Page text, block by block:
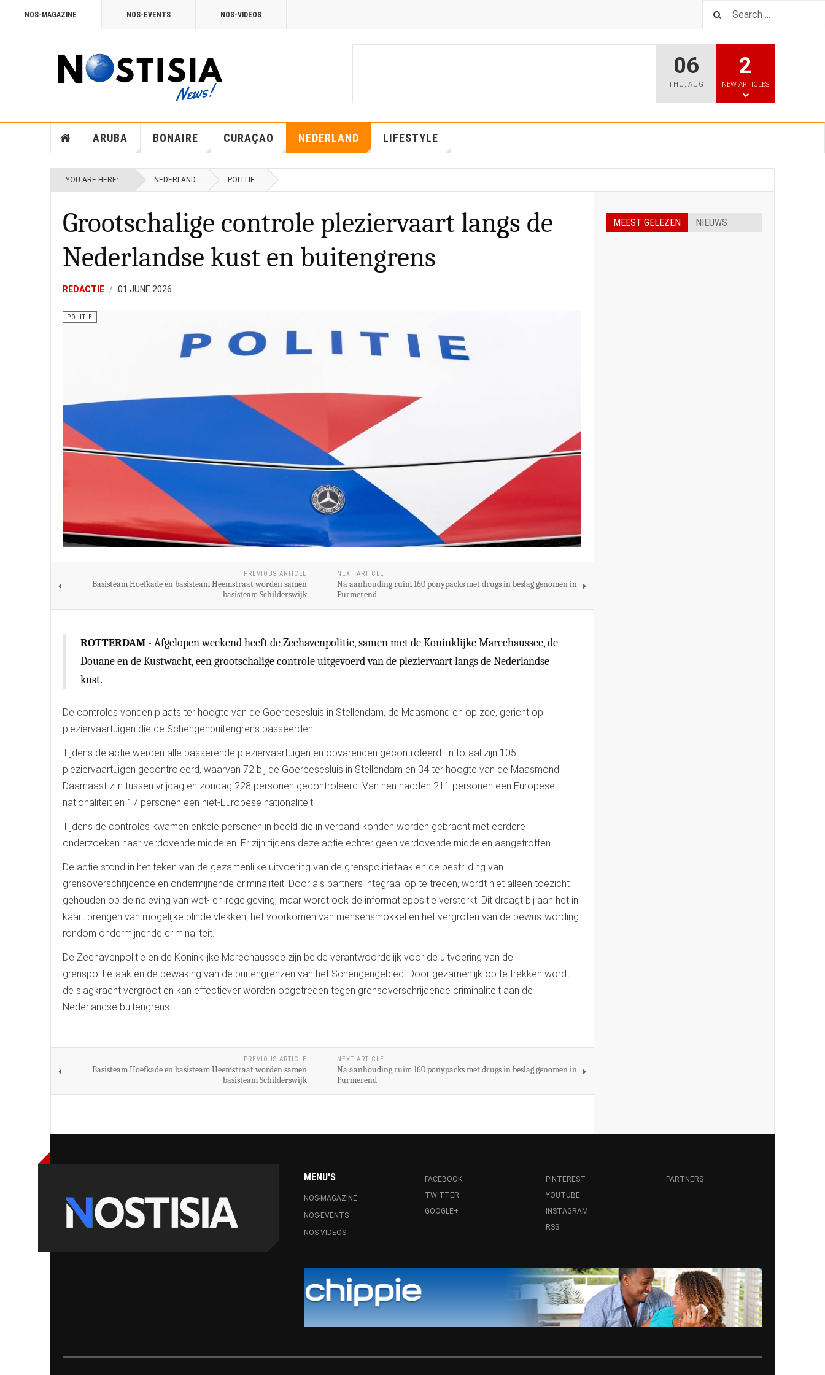
NOS-MAGAZINE NOS-EVENTS NOS-VIDEOS
06
THU , AUG
2
NEW ARTICLES
ARUBA BONAIRE CURAÇAO NEDERLAND LIFESTYLE
YOU ARE HERE: NEDERLAND POLITIE
Grootschalige controle pleziervaart langs de
Nederlandse kust en buitengrens
REDACTIE 01 JUNE 2026
POLITIE
PREVIOUS ARTICLE
Basisteam Hoefkade en basisteam Heemstraat worden samen
basisteam Schilderswijk
NEXT ARTICLE
Na aanhouding ruim 160 ponypacks met drugs in beslag genomen in
Purmerend
ROTTERDAM - Afgelopen weekend heeft de Zeehavenpolitie, samen met de Koninklijke Marechaussee, de
Douane en de Kustwacht, een grootschalige controle uitgevoerd van de pleziervaart langs de Nederlandse
kust.
De controles vonden plaats ter hoogte van de Goereesesluis in Stellendam, de Maasmond en op zee, gericht op
pleziervaartuigen die de Schengenbuitengrens passeerden.
Tijdens de actie werden alle passerende pleziervaartuigen en opvarenden gecontroleerd. In totaal zijn 105
pleziervaartuigen gecontroleerd, waarvan 72 bij de Goereesesluis in Stellendam en 34 ter hoogte van de Maasmond.
Daarnaast zijn tussen vrijdag en zondag 228 personen gecontroleerd. Van hen hadden 211 personen een Europese
nationaliteit en 17 personen een niet-Europese nationaliteit.
Tijdens de controles kwamen enkele personen in beeld die in verband konden worden gebracht met eerdere
onderzoeken naar verdovende middelen. Er zijn tijdens deze actie echter geen verdovende middelen aangetroffen.
De actie stond in het teken van de gezamenlijke uitvoering van de grenspolitietaak en de bestrijding van
grensoverschrijdende en ondermijnende criminaliteit. Door als partners integraal op te treden, wordt niet alleen toezicht
gehouden op de naleving van wet- en regelgeving, maar wordt ook de informatiepositie versterkt. Dit draagt bij aan het in
kaart brengen van mogelijke blinde vlekken, het voorkomen van mensensmokkel en het vergroten van de bewustwording
rondom ondermijnende criminaliteit.
De Zeehavenpolitie en de Koninklijke Marechaussee zijn beide verantwoordelijk voor de uitvoering van de
grenspolitietaak en de bewaking van de buitengrenzen van het Schengengebied. Door gezamenlijk op te trekken wordt
de slagkracht vergroot en kan effectiever worden opgetreden tegen grensoverschrijdende criminaliteit aan de
Nederlandse buitengrens.
PREVIOUS ARTICLE
Basisteam Hoefkade en basisteam Heemstraat worden samen
basisteam Schilderswijk
NEXT ARTICLE
Na aanhouding ruim 160 ponypacks met drugs in beslag genomen in
Purmerend
MEEST GELEZEN NIEUWS
MENU'S
NOS-MAGAZINE
NOS-EVENTS
NOS-VIDEOS
FACEBOOK
TWITTER
GOOGLE+
PINTEREST
YOUTUBE
INSTAGRAM
RSS
PARTNERS